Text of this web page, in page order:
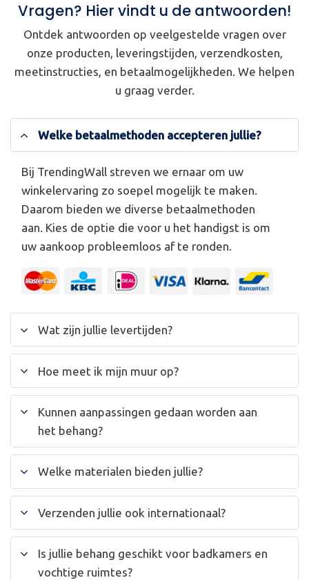
Vragen? Hier vindt u de antwoorden!
Ontdek antwoorden op veelgestelde vragen over
onze producten, leveringstijden, verzendkosten,
meetinstructies, en betaalmogelijkheden. We helpen
u graag verder.
Welke betaalmethoden accepteren jullie?
Bij TrendingWall streven we ernaar om uw
winkelervaring zo soepel mogelijk te maken.
Daarom bieden we diverse betaalmethoden
aan. Kies de optie die voor u het handigst is om
uw aankoop probleemloos af te ronden.
Wat zijn jullie levertijden?
Hoe meet ik mijn muur op?
Kunnen aanpassingen gedaan worden aan
het behang?
Welke materialen bieden jullie?
Verzenden jullie ook internationaal?
Is jullie behang geschikt voor badkamers en
vochtige ruimtes?